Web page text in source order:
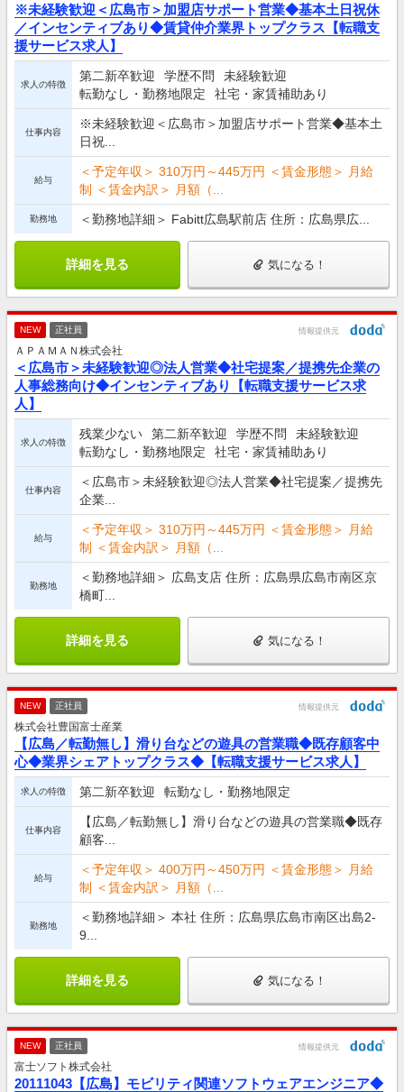
※未経験歓迎＜広島市＞加盟店サポート営業◆基本土日祝休
／インセンティブあり◆賃貸仲介業界トップクラス【転職支
援サービス求人】
求人の特徴
第二新卒歓迎 学歴不問
未経験歓迎
転勤なし・勤務地限定
社宅・家賃補助あり
仕事内容
※未経験歓迎＜広島市＞加盟店サポート営業◆基本土
日祝...
給与
＜予定年収＞ 310万円～445万円 ＜賃金形態＞ 月給
制 ＜賃金内訳＞ 月額（...
勤務地 ＜勤務地詳細＞ Fabitt広島駅前店 住所：広島県広...
詳細を見る 気になる！
NEW 正社員 情報提供元
ＡＰＡＭＡＮ株式会社
＜広島市＞未経験歓迎◎法人営業◆社宅提案／提携先企業の
人事総務向け◆インセンティブあり【転職支援サービス求
人】
求人の特徴
残業少ない 第二新卒歓迎 学歴不問
未経験歓迎
転勤なし・勤務地限定
社宅・家賃補助あり
仕事内容
＜広島市＞未経験歓迎◎法人営業◆社宅提案／提携先
企業...
給与
＜予定年収＞ 310万円～445万円 ＜賃金形態＞ 月給
制 ＜賃金内訳＞ 月額（...
勤務地
＜勤務地詳細＞ 広島支店 住所：広島県広島市南区京
橋町...
詳細を見る 気になる！
NEW 正社員 情報提供元
株式会社豊国富士産業
【広島／転勤無し】滑り台などの遊具の営業職◆既存顧客中
心◆業界シェアトップクラス◆【転職支援サービス求人】
求人の特徴 第二新卒歓迎 転勤なし・勤務地限定
仕事内容
【広島／転勤無し】滑り台などの遊具の営業職◆既存
顧客...
給与
＜予定年収＞ 400万円～450万円 ＜賃金形態＞ 月給
制 ＜賃金内訳＞ 月額（...
勤務地
＜勤務地詳細＞ 本社 住所：広島県広島市南区出島2-
9...
詳細を見る 気になる！
NEW 正社員 情報提供元
富士ソフト株式会社
20111043【広島】モビリティ関連ソフトウェアエンジニア◆